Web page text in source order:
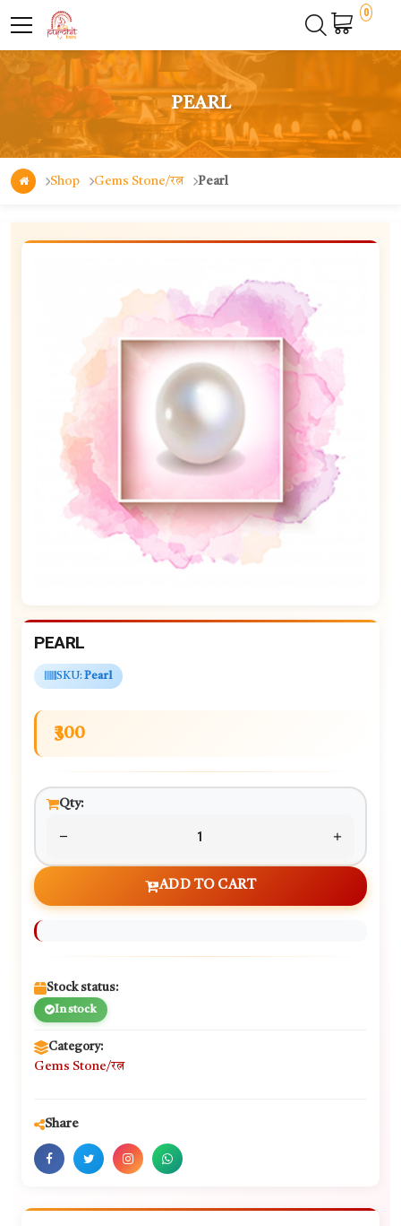
0
PEARL
Shop Gems Stone/रत्न Pearl
PEARL
SKU: Pearl
₹300
Qty:
ADD TO CART
Stock status:
In stock
Category:
Gems Stone/रत्न
Share